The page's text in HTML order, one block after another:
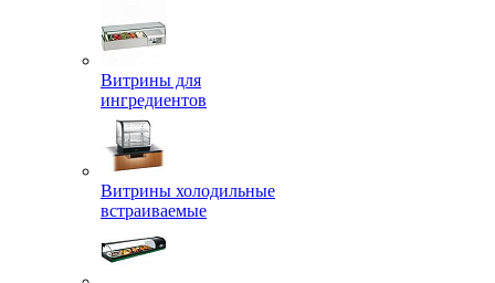
Витрины для
ингредиентов
Витрины холодильные
встраиваемые